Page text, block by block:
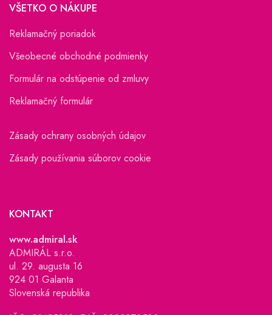
VŠETKO O NÁKUPE
Reklamačný poriadok
Všeobecné obchodné podmienky
Formulár na odstúpenie od zmluvy
Reklamačný formulár
Zásady ochrany osobných údajov
Zásady používania súborov cookie
KONTAKT
www.admiral.sk
ADMIRÁL s.r.o.
ul. 29. augusta 16
924 01 Galanta
Slovenská republika